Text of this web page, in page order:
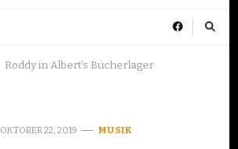
Roddy in Albert’s Bücherlager
OKTOBER 22, 2019 MUSIK